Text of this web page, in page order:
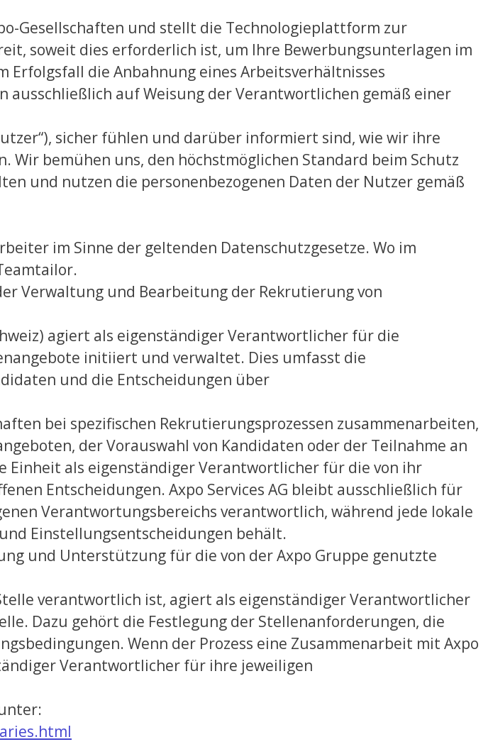
Gesellschaften und stellt die Technologieplattform zur
soweit dies erforderlich ist, um Ihre Bewerbungsunterlagen im
die Anbahnung eines Arbeitsverhältnisses
auf Weisung der Verantwortlichen gemäß einer
sicher fühlen und darüber informiert sind, wie wir ihre
Wir bemühen uns, den höchstmöglichen Standard beim Schutz
und nutzen die personenbezogenen Daten der Nutzer gemäß
im Sinne der geltenden Datenschutzgesetze. Wo im
Verwaltung und Bearbeitung der Rekrutierung von
agiert als eigenständiger Verantwortlicher für die
initiiert und verwaltet. Dies umfasst die
und die Entscheidungen über
bei spezifischen Rekrutierungsprozessen zusammenarbeiten,
der Vorauswahl von Kandidaten oder der Teilnahme an
Einheit als eigenständiger Verantwortlicher für die von ihr
Entscheidungen. Axpo Services AG bleibt ausschließlich für
Verantwortungsbereichs verantwortlich, während jede lokale
Einstellungsentscheidungen behält.
und Unterstützung für die von der Axpo Gruppe genutzte
verantwortlich ist, agiert als eigenständiger Verantwortlicher
Dazu gehört die Festlegung der Stellenanforderungen, die
Wenn der Prozess eine Zusammenarbeit mit Axpo
Verantwortlicher für ihre jeweiligen